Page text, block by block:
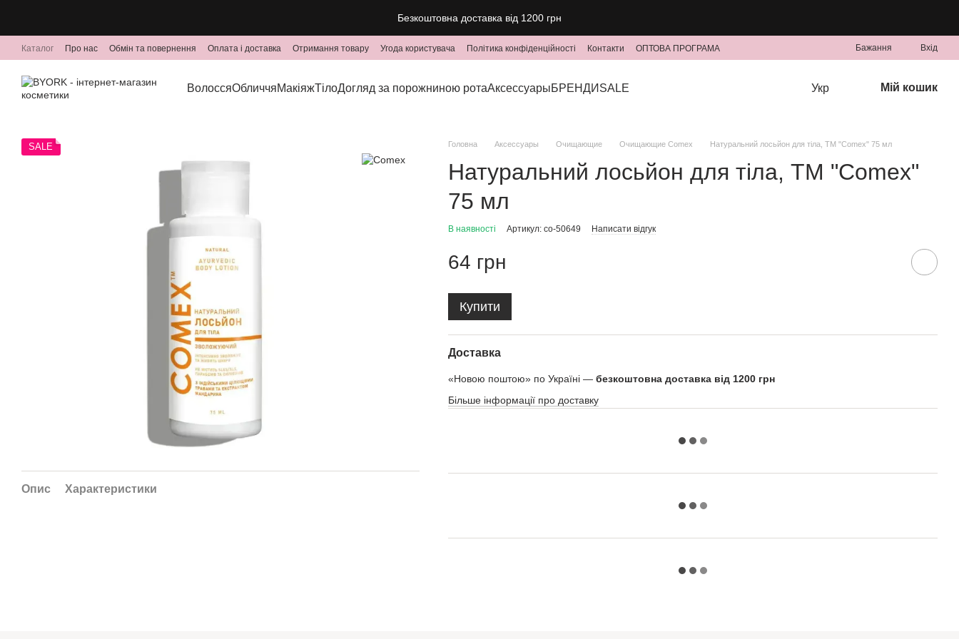
Безкоштовна доставка від 1200 грн
Каталог Про нас Обмін та повернення Оплата і доставка Отримання товару Угода користувача Політика конфіденційності Контакти ОПТОВА ПРОГРАМА Бажання Вхід
ВолоссяОбличчяМакіяжТілоДогляд за порожниною ротаАксессуарыБРЕНДИ SALE Укр Мій кошик
SALE
Опис Характеристики
Головна Аксессуары Очищающие Очищающие Comex Натуральний лосьйон для тіла, ТМ "Comeх" 75 мл
Натуральний лосьйон для тіла, ТМ "Comeх"
75 мл
В наявності Артикул: co-50649 Написати відгук
64 грн
Купити
Доставка
«Новою поштою» по Україні — безкоштовна доставка від 1200 грн
Більше інформації про доставку